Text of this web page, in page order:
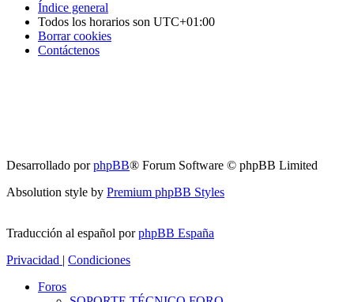
Índice general
Todos los horarios son UTC+01:00
Borrar cookies
Contáctenos
Desarrollado porphpBB® Forum Software © phpBB Limited
Absolution style by Premium phpBB Styles
Traducción al español porphpBB España
Privacidad | Condiciones
Foros